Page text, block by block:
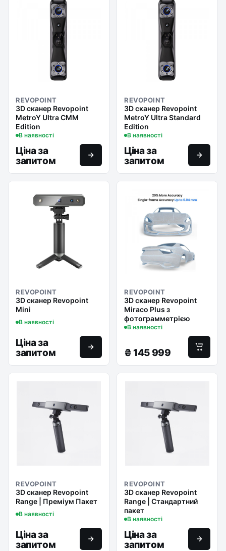
REVOPOINT
3D сканер Revopoint
MetroY Ultra CMM
Edition
В наявності
Ціна за
запитом
REVOPOINT
3D сканер Revopoint
MetroY Ultra Standard
Edition
В наявності
Ціна за
запитом
REVOPOINT
3D сканер Revopoint
Mini
В наявності
Ціна за
запитом
REVOPOINT
3D сканер Revopoint
Miraco Plus з
фотограмметрією
В наявності
₴ 145 999
REVOPOINT
3D сканер Revopoint
Range | Преміум Пакет
В наявності
Ціна за
запитом
REVOPOINT
3D сканер Revopoint
Range | Стандартний
пакет
В наявності
Ціна за
запитом